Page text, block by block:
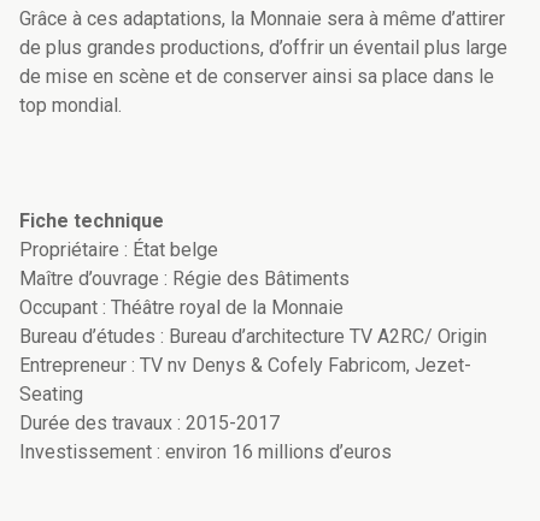
Grâce à ces adaptations, la Monnaie sera à même d’attirer
de plus grandes productions, d’offrir un éventail plus large
de mise en scène et de conserver ainsi sa place dans le
top mondial.
Fiche technique
Propriétaire : État belge
Maître d’ouvrage : Régie des Bâtiments
Occupant : Théâtre royal de la Monnaie
Bureau d’études : Bureau d’architecture TV A2RC/ Origin
Entrepreneur : TV nv Denys & Cofely Fabricom, Jezet-
Seating
Durée des travaux : 2015-2017
Investissement : environ 16 millions d’euros